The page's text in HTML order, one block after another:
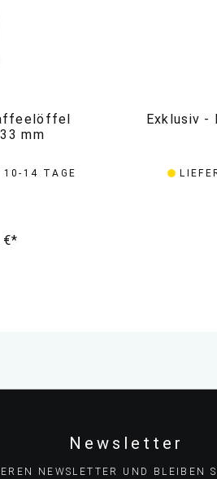
mm
10-14 TAGE
€*
Exklusiv
Newsletter
NEWSLETTER UND BLEIBEN